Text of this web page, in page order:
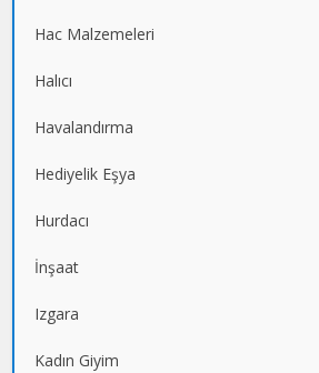
Hac Malzemeleri
Halıcı
Havalandırma
Hediyelik Eşya
Hurdacı
İnşaat
Izgara
Kadın Giyim